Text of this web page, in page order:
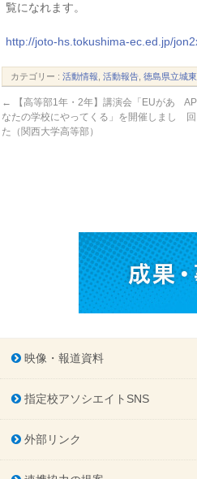
覧になれます。
http://joto-hs.tokushima-ec.ed.jp/
カテゴリー :活動情報 ,活動報告 ,徳島県立城
←
【高等部1年・2年】講演会「EUがあ
なたの学校にやってくる」を開催しまし
た（関西大学高等部）
映像・報道資料
指定校アソシエイトSNS
外部リンク